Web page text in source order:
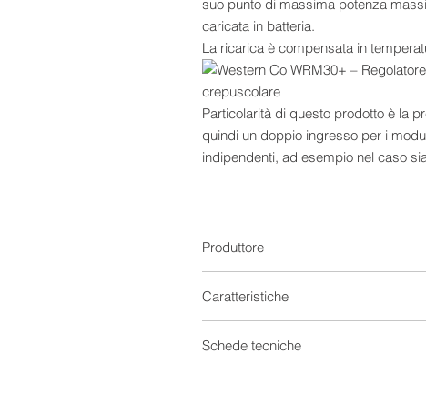
suo punto di massima potenza
caricata in batteria.
La ricarica è compensata in
Particolarità di questo prodotto è la
quindi un doppio ingresso per i
indipendenti, ad esempio nel caso
L’uscita carico può essere attivata
solo di notte da 1 a 16 ore, e acceso
E’ dotato di una interfaccia seriale
Produttore
Caratteristiche
Regolatori di carica
Schede tecniche